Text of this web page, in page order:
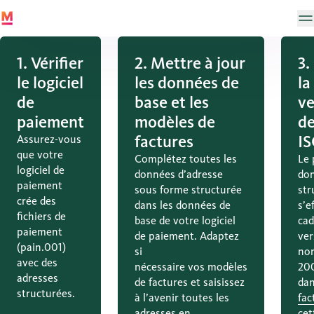
1. Vérifier
le logiciel
de
paiement
Assurez-vous
que votre
logiciel de
paiement
crée des
fichiers de
paiement
(pain.001)
avec des
adresses
structurées.
2. Mettre à jour
les données de
base et les
modèles de
factures
Complétez toutes les
données d’adresse
sous forme structurée
dans les données de
base de votre logiciel
de paiement. Adaptez
si
nécessaire vos modèles
de factures et saisissez
à l’avenir toutes les
la
Le